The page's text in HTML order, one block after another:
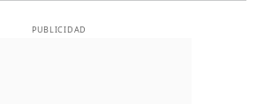
PUBLICIDAD